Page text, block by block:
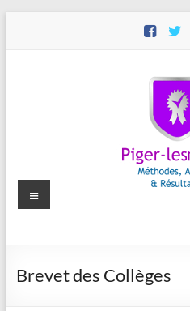
Menu
Brevet des Collèges